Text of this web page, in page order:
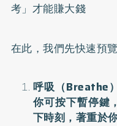
考」才能賺大錢
在此，我們先快速預
呼吸（Breathe
你可按下暫停鍵
下時刻，著重於